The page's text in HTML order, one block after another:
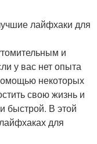
лайфхаки для
и
у вас нет опыта
некоторых
свою жизнь и
быстрой. В этой
для